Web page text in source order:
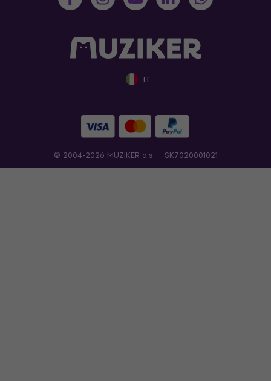
IT
© 2004-2026 MUZIKER a.s. SK7020001021